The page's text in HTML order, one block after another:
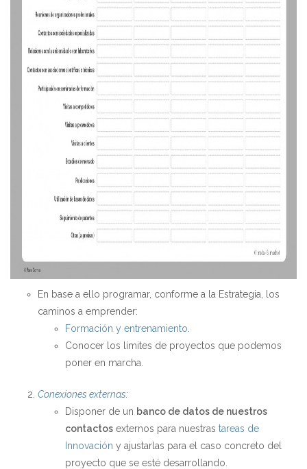
En base a ello programar, conforme a la Estrategia, los
caminos a emprender:
Formación y entrenamiento
Conocer los límites de proyectos que podemos
poner en marcha.
Conexiones externas:
Disponer de un banco de datos de nuestros
contactos externos para nuestras tareas de
Innovación y ajustarlas para el caso concreto del
proyecto que se esté desarrollando.